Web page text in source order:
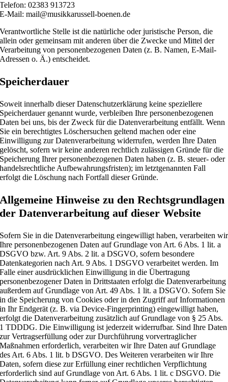
Telefon: 02383 913723
E-Mail: mail@musikkarussell-boenen.de
Verantwortliche Stelle ist die natürliche oder juristische Person, die
allein oder gemeinsam mit anderen über die Zwecke und Mittel der
Verarbeitung von personenbezogenen Daten (z. B. Namen, E-Mail-
Adressen o. Ä.) entscheidet.
Speicherdauer
Soweit innerhalb dieser Datenschutzerklärung keine speziellere
Speicherdauer genannt wurde, verbleiben Ihre personenbezogenen
Daten bei uns, bis der Zweck für die Datenverarbeitung entfällt. Wenn
Sie ein berechtigtes Löschersuchen geltend machen oder eine
Einwilligung zur Datenverarbeitung widerrufen, werden Ihre Daten
gelöscht, sofern wir keine anderen rechtlich zulässigen Gründe für die
Speicherung Ihrer personenbezogenen Daten haben (z. B. steuer- oder
handelsrechtliche Aufbewahrungsfristen); im letztgenannten Fall
erfolgt die Löschung nach Fortfall dieser Gründe.
Allgemeine Hinweise zu den Rechtsgrundlagen
der Datenverarbeitung auf dieser Website
Sofern Sie in die Datenverarbeitung eingewilligt haben, verarbeiten wir
Ihre personenbezogenen Daten auf Grundlage von Art. 6 Abs. 1 lit. a
DSGVO bzw. Art. 9 Abs. 2 lit. a DSGVO, sofern besondere
Datenkategorien nach Art. 9 Abs. 1 DSGVO verarbeitet werden. Im
Falle einer ausdrücklichen Einwilligung in die Übertragung
personenbezogener Daten in Drittstaaten erfolgt die Datenverarbeitung
außerdem auf Grundlage von Art. 49 Abs. 1 lit. a DSGVO. Sofern Sie
in die Speicherung von Cookies oder in den Zugriff auf Informationen
in Ihr Endgerät (z. B. via Device-Fingerprinting) eingewilligt haben,
erfolgt die Datenverarbeitung zusätzlich auf Grundlage von § 25 Abs.
1 TDDDG. Die Einwilligung ist jederzeit widerrufbar. Sind Ihre Daten
zur Vertragserfüllung oder zur Durchführung vorvertraglicher
Maßnahmen erforderlich, verarbeiten wir Ihre Daten auf Grundlage
des Art. 6 Abs. 1 lit. b DSGVO. Des Weiteren verarbeiten wir Ihre
Daten, sofern diese zur Erfüllung einer rechtlichen Verpflichtung
erforderlich sind auf Grundlage von Art. 6 Abs. 1 lit. c DSGVO. Die